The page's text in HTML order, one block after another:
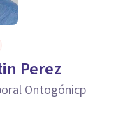
Perez
Ontogónicp